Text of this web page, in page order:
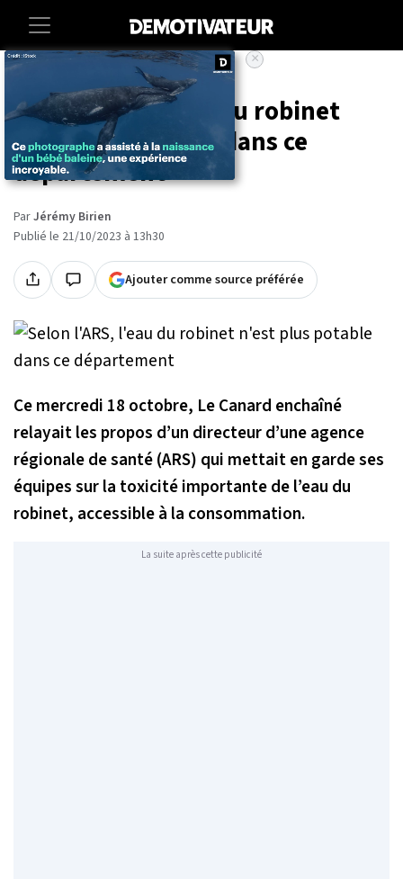
Vie-pratique
Selon l'ARS, l'eau du robinet
n'est plus potable dans ce
département
ParJérémy Birien
Publié le 21/10/2023 à 13h30
Ajouter comme source préférée
Ce mercredi 18 octobre, Le Canard enchaîné
relayait les propos d’un directeur d’une agence
régionale de santé (ARS) qui mettait en garde ses
équipes sur la toxicité importante de l’eau du
robinet, accessible à la consommation.
La suite après cette publicité
×